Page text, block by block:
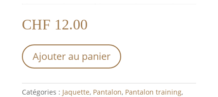
CHF 12.00
Ajouter au panier
Catégories : Jaquette, Pantalon, Pantalon training,